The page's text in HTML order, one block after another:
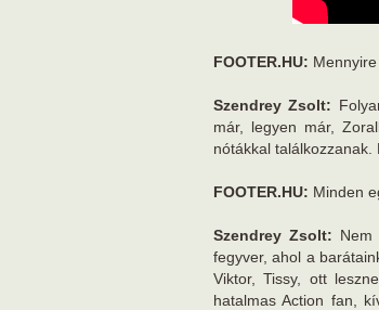
FOOTER.HU:
Szendrey Zsolt:
már, legyen már,
nótákkal találkozzanak.
FOOTER.HU: Minden
Szendrey Zsolt: Nem
fegyver, ahol a
Viktor, Tissy, ott
hatalmas Action fan,